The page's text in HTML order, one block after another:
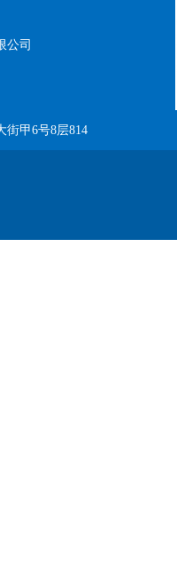
公司
街甲6号8层814